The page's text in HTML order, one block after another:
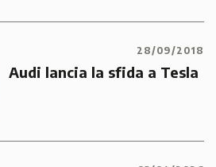
28/09/2018
Audi lancia la sfida a Tesla